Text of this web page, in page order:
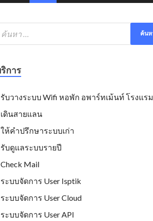
การ
รับวางระบบ Wifi หอพัก อพาร์ทเม้นท์ โรงแรม
เดินสายแลน
ให้คำปรึกษาระบบเก่า
รับดูแลระบบรายปี
Check Mail
ระบบจัดการ User Isptik
ระบบจัดการ User Cloud
ระบบจัดการ User API